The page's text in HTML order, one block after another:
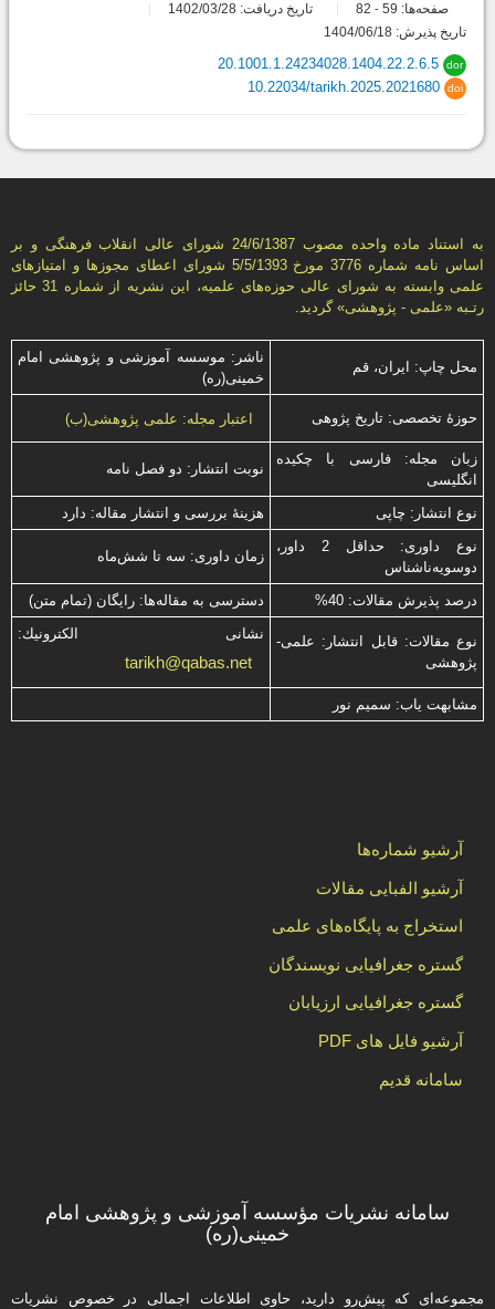
صفحه‌ها: 59
-
تاریخ دریافت: 1402/03/28
تاریخ پذیرش: 1404/06/18
dor
20.1001.1.24234028.1404.22.2.6.5
doi
10.22034/tarikh.2025.2021680
به استناد ماده واحده مصوب 24/6/1387 شورای عالی انقلاب فرهنگی و بر
اساس نامه شماره 3776 مورخ 5/5/1393 شورای اعطای مجوزها و امتيازهای
علمی وابسته به شورای عالی حوزه‌های علميه، اين نشريه از شماره 31 حائز
رتـبه «علمی - پژوهشی» گرديد.
محل چاپ: ایران، قم
ناشر: موسسه آموزشی و پژوهشی امام
خمینی(ره)
حوزۀ تخصصی: تاریخ پژوهی اعتبار مجله: علمی پژوهشی(ب)
زبان مجله: فارسی با چكیده
انگلیسی
نوبت انتشار: دو فصل نامه
نوع انتشار: چاپی
هزینۀ بررسی و انتشار مقاله: دارد
نوع داوری: حداقل 2 داور،
دوسویه‌ناشناس
زمان داوری: سه تا شش‌ماه
درصد پذیرش مقالات: 40% دسترسی به مقاله‌ها: رایگان (تمام متن)
نوع مقالات: قابل انتشار: علمی-
پژوهشی
نشانی الكترونیك:
tarikh@qabas.net
مشابهت ياب: سميم نور
آرشیو شماره‌ها
آرشیو الفبایی مقالات
استخراج به پایگاه‌های علمی
گستره جغرافیایی نویسندگان
گستره جغرافیایی ارزیابان
آرشیو فایل های PDF
سامانه قدیم
سامانه نشریات مؤسسه آموزشی و پژوهشی امام
خمینی(ره)
مجموعه‌ای که پیش‌رو دارید،‌ حاوی اطلاعات اجمالی در خصوص نشریات